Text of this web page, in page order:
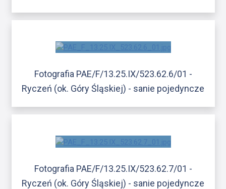
Fotografia PAE/F/13.25.IX/523.62.6/01 -
Ryczeń (ok. Góry Śląskiej) - sanie pojedyncze
Fotografia PAE/F/13.25.IX/523.62.7/01 -
Ryczeń (ok. Góry Śląskiej) - sanie pojedyncze